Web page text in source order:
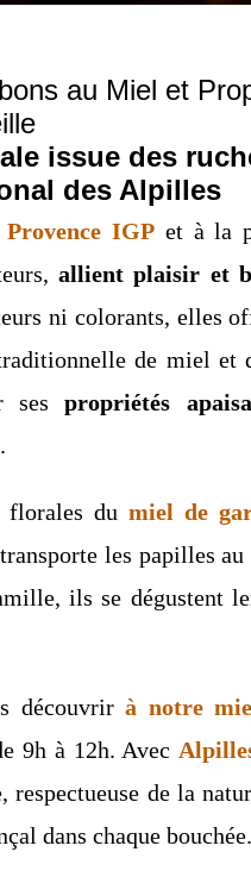
au Miel et
issue des
des Alpilles
IGP et à la
allient plaisir et
ni colorants, elles
de miel et
sespropriétés
du miel de
les papilles
ils se dégustent
découvrirà notre
9h à 12h. Avec
de la
dans chaque bouchée.